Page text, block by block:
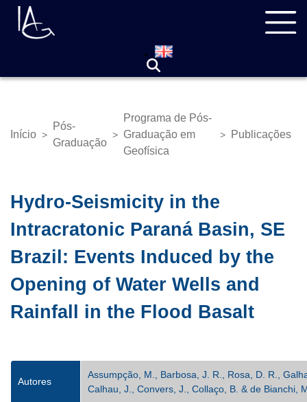
Pular
para
Trilha
Início >
Pós-
Graduação
>
Programa de Pós-
Graduação em
Geofísica
> Publicações
Hydro-Seismicity in the
Intracratonic Paraná Basin, SE
Brazil: Events Induced by the
Opening of Water Wells and
Rainfall in the Flood Basalt
Autores
Assumpção, M., Barbosa, J. R., Rosa, D. R.,
Calhau, J., Convers, J., Collaço, B. & de Bianchi,